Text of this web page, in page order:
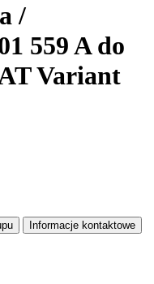
/
559 A do
Variant
Informacje kontaktowe